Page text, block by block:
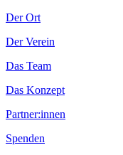
Der Ort
Der Verein
Das Team
Das Konzept
Partner:innen
Spenden